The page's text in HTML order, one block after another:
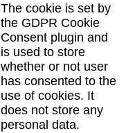
The cookie is set by
the GDPR Cookie
Consent plugin and
is used to store
whether or not user
has consented to the
use of cookies. It
does not store any
personal data.